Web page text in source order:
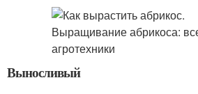
Выносливый